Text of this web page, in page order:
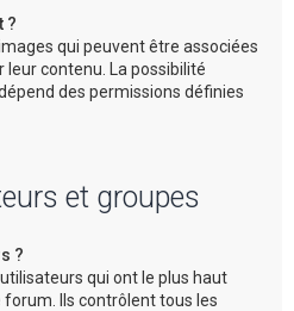
?
qui peuvent être associées
contenu. La possibilité
des permissions définies
et groupes
?
qui ont le plus haut
Ils contrôlent tous les